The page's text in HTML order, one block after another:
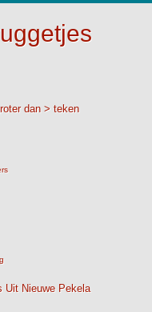
dan > teken
Uit Nieuwe Pekela